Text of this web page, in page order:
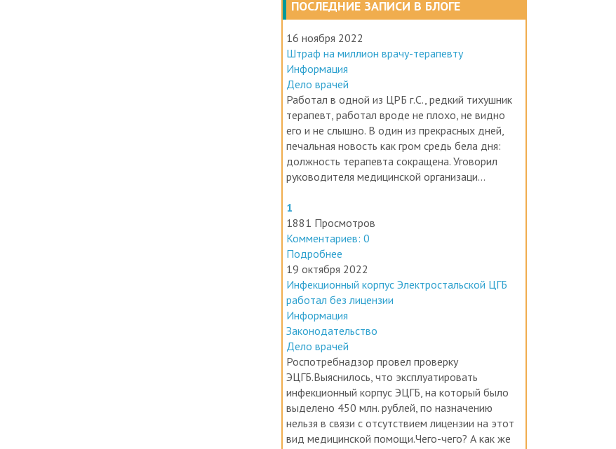
16 ноября 2022
Штраф на миллион врачу-терапевту
Информация
Дело врачей
Работал в одной из ЦРБ г.С., редкий тихушник
терапевт, работал вроде не плохо, не видно
его и не слышно. В один из прекрасных дней,
печальная новость как гром средь бела дня:
должность терапевта сокращена. Уговорил
руководителя медицинской организаци...
1881 Просмотров
Комментариев: 0
Подробнее
19 октября 2022
Инфекционный корпус Электростальской ЦГБ
работал без лицензии
Информация
Законодательство
Дело врачей
Роспотребнадзор провел проверку
ЭЦГБ.Выяснилось, что эксплуатировать
инфекционный корпус ЭЦГБ, на который было
выделено 450 млн. рублей, по назначению
нельзя в связи с отсутствием лицензии на этот
вид медицинской помощи.Чего-чего? А как же
вы там Ков...